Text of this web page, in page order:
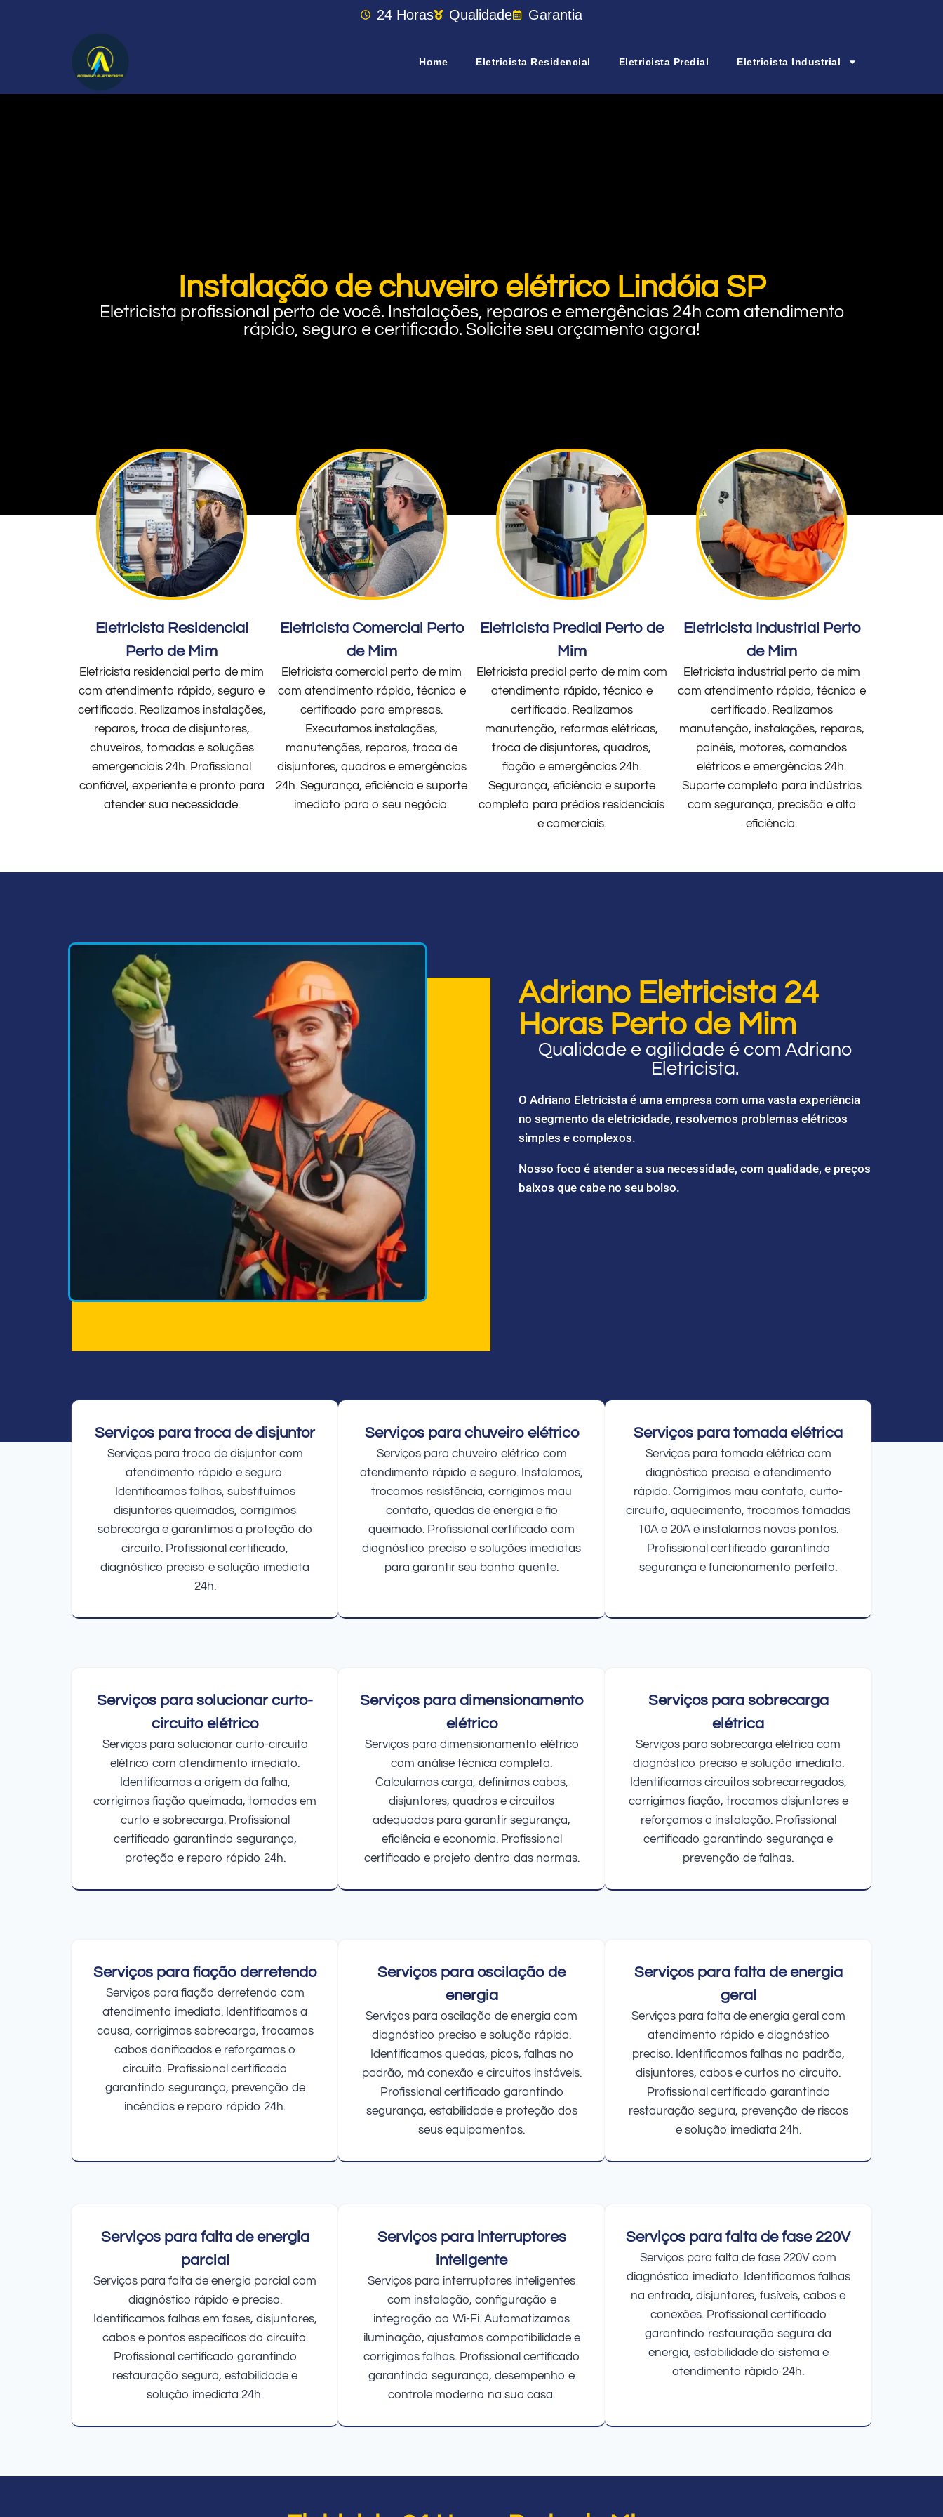
24 Horas Qualidade Garantia
Home Eletricista Residencial Eletricista Predial Eletricista Industrial
Instalação de chuveiro elétrico Lindóia SP
Eletricista profissional perto de você. Instalações, reparos e emergências 24h com atendimento
rápido, seguro e certificado. Solicite seu orçamento agora!
Eletricista Residencial
Perto de Mim
Eletricista residencial perto de mim
com atendimento rápido, seguro e
certificado. Realizamos instalações,
reparos, troca de disjuntores,
chuveiros, tomadas e soluções
emergenciais 24h. Profissional
confiável, experiente e pronto para
atender sua necessidade.
Eletricista Comercial Perto
de Mim
Eletricista comercial perto de mim
com atendimento rápido, técnico e
certificado para empresas.
Executamos instalações,
manutenções, reparos, troca de
disjuntores, quadros e emergências
24h. Segurança, eficiência e suporte
imediato para o seu negócio.
Eletricista Predial Perto de
Mim
Eletricista predial perto de mim com
atendimento rápido, técnico e
certificado. Realizamos
manutenção, reformas elétricas,
troca de disjuntores, quadros,
fiação e emergências 24h.
Segurança, eficiência e suporte
completo para prédios residenciais
e comerciais.
Eletricista Industrial Perto
de Mim
Eletricista industrial perto de mim
com atendimento rápido, técnico e
certificado. Realizamos
manutenção, instalações, reparos,
painéis, motores, comandos
elétricos e emergências 24h.
Suporte completo para indústrias
com segurança, precisão e alta
eficiência.
Adriano Eletricista 24
Horas Perto de Mim
Qualidade e agilidade é com Adriano
Eletricista.
O Adriano Eletricista é uma empresa com uma vasta experiência
no segmento da eletricidade, resolvemos problemas elétricos
simples e complexos.
Nosso foco é atender a sua necessidade, com qualidade, e preços
baixos que cabe no seu bolso.
Serviços para troca de disjuntor
Serviços para troca de disjuntor com
atendimento rápido e seguro.
Identificamos falhas, substituímos
disjuntores queimados, corrigimos
sobrecarga e garantimos a proteção do
circuito. Profissional certificado,
diagnóstico preciso e solução imediata
24h.
Serviços para chuveiro elétrico
Serviços para chuveiro elétrico com
atendimento rápido e seguro. Instalamos,
trocamos resistência, corrigimos mau
contato, quedas de energia e fio
queimado. Profissional certificado com
diagnóstico preciso e soluções imediatas
para garantir seu banho quente.
Serviços para tomada elétrica
Serviços para tomada elétrica com
diagnóstico preciso e atendimento
rápido. Corrigimos mau contato, curto-
circuito, aquecimento, trocamos tomadas
10A e 20A e instalamos novos pontos.
Profissional certificado garantindo
segurança e funcionamento perfeito.
Serviços para solucionar curto-
circuito elétrico
Serviços para solucionar curto-circuito
elétrico com atendimento imediato.
Identificamos a origem da falha,
corrigimos fiação queimada, tomadas em
curto e sobrecarga. Profissional
certificado garantindo segurança,
proteção e reparo rápido 24h.
Serviços para dimensionamento
elétrico
Serviços para dimensionamento elétrico
com análise técnica completa.
Calculamos carga, definimos cabos,
disjuntores, quadros e circuitos
adequados para garantir segurança,
eficiência e economia. Profissional
certificado e projeto dentro das normas.
Serviços para sobrecarga
elétrica
Serviços para sobrecarga elétrica com
diagnóstico preciso e solução imediata.
Identificamos circuitos sobrecarregados,
corrigimos fiação, trocamos disjuntores e
reforçamos a instalação. Profissional
certificado garantindo segurança e
prevenção de falhas.
Serviços para fiação derretendo
Serviços para fiação derretendo com
atendimento imediato. Identificamos a
causa, corrigimos sobrecarga, trocamos
cabos danificados e reforçamos o
circuito. Profissional certificado
garantindo segurança, prevenção de
incêndios e reparo rápido 24h.
Serviços para oscilação de
energia
Serviços para oscilação de energia com
diagnóstico preciso e solução rápida.
Identificamos quedas, picos, falhas no
padrão, má conexão e circuitos instáveis.
Profissional certificado garantindo
segurança, estabilidade e proteção dos
seus equipamentos.
Serviços para falta de energia
geral
Serviços para falta de energia geral com
atendimento rápido e diagnóstico
preciso. Identificamos falhas no padrão,
disjuntores, cabos e curtos no circuito.
Profissional certificado garantindo
restauração segura, prevenção de riscos
e solução imediata 24h.
Serviços para falta de energia
parcial
Serviços para falta de energia parcial com
diagnóstico rápido e preciso.
Identificamos falhas em fases, disjuntores,
cabos e pontos específicos do circuito.
Profissional certificado garantindo
restauração segura, estabilidade e
solução imediata 24h.
Serviços para interruptores
inteligente
Serviços para interruptores inteligentes
com instalação, configuração e
integração ao Wi-Fi. Automatizamos
iluminação, ajustamos compatibilidade e
corrigimos falhas. Profissional certificado
garantindo segurança, desempenho e
controle moderno na sua casa.
Serviços para falta de fase 220V
Serviços para falta de fase 220V com
diagnóstico imediato. Identificamos falhas
na entrada, disjuntores, fusíveis, cabos e
conexões. Profissional certificado
garantindo restauração segura da
energia, estabilidade do sistema e
atendimento rápido 24h.